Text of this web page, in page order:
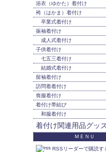
浴衣（ゆかた）着付け
袴（はかま）着付け
卒業式着付け
振袖着付け
成人式着付け
子供着付け
七五三着付け
結婚式着付け
留袖着付け
訪問着着付け
喪服着付け
着付け帯結び
和服着付け
着付け関連用品グッ
ＭＥＮＵ
RSSリーダーで購読す